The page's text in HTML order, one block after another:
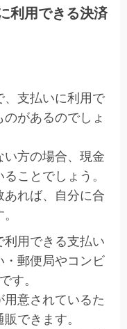
利用できる決済
支払いに利用で
があるのでしょ
方の場合、現金
ことでしょう。
あれば、自分に合
用できる支払い
郵便局やコンビ
す。
意されているた
できます。